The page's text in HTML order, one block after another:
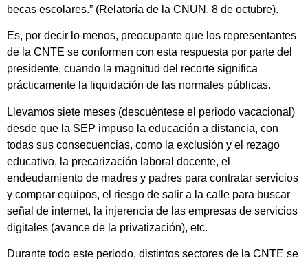
becas escolares.” (Relatoría de la CNUN, 8 de octubre).
Es, por decir lo menos, preocupante que los representantes
de la CNTE se conformen con esta respuesta por parte del
presidente, cuando la magnitud del recorte significa
prácticamente la liquidación de las normales públicas.
Llevamos siete meses (descuéntese el periodo vacacional)
desde que la SEP impuso la educación a distancia, con
todas sus consecuencias, como la exclusión y el rezago
educativo, la precarización laboral docente, el
endeudamiento de madres y padres para contratar servicios
y comprar equipos, el riesgo de salir a la calle para buscar
señal de internet, la injerencia de las empresas de servicios
digitales (avance de la privatización), etc.
Durante todo este periodo, distintos sectores de la CNTE se